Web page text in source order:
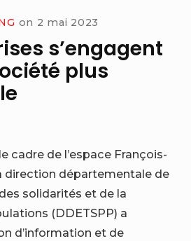
on 2 mai 2023
s’engagent
plus
cadre de l’espace François-
direction départementale de
solidarités et de la
(DDETSPP) a
d’information et de